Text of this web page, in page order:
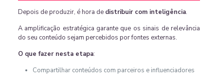
Depois de produzir, é hora de distribuir com inteligência.
A amplificação estratégica garante que os sinais de relevância
do seu conteúdo sejam percebidos por fontes externas.
O que fazer nesta etapa:
Compartilhar conteúdos com parceiros e influenciadores